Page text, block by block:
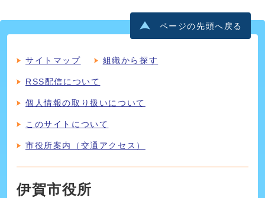
ページの先頭へ戻る
サイトマップ 組織から探す
RSS配信について
個人情報の取り扱いについて
このサイトについて
市役所案内（交通アクセス）
伊賀市役所